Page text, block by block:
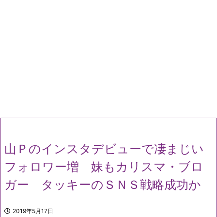
山Ｐのインスタデビューで凄まじい
フォロワー増 妹もカリスマ・ブロ
ガー タッキーのＳＮＳ戦略成功か
2019年5月17日